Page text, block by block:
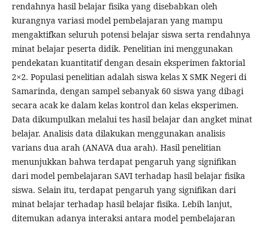
rendahnya hasil belajar fisika yang disebabkan oleh
kurangnya variasi model pembelajaran yang mampu
mengaktifkan seluruh potensi belajar siswa serta rendahnya
minat belajar peserta didik. Penelitian ini menggunakan
pendekatan kuantitatif dengan desain eksperimen faktorial
2×2. Populasi penelitian adalah siswa kelas X SMK Negeri di
Samarinda, dengan sampel sebanyak 60 siswa yang dibagi
secara acak ke dalam kelas kontrol dan kelas eksperimen.
Data dikumpulkan melalui tes hasil belajar dan angket minat
belajar. Analisis data dilakukan menggunakan analisis
varians dua arah (ANAVA dua arah). Hasil penelitian
menunjukkan bahwa terdapat pengaruh yang signifikan
dari model pembelajaran SAVI terhadap hasil belajar fisika
siswa. Selain itu, terdapat pengaruh yang signifikan dari
minat belajar terhadap hasil belajar fisika. Lebih lanjut,
ditemukan adanya interaksi antara model pembelajaran